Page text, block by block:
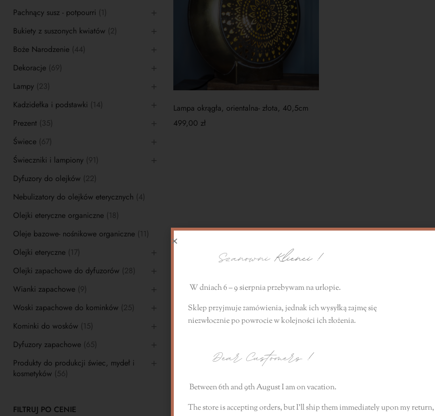
Lampa okrągła, orientalna- złota, 40,5cm
499,00 zł
Pachnący susz - potpourri (1)
Bukiety z suszonych kwiatów (2)
Boże Narodzenie (44)
Dekoracje (69)
Lampy (23)
Kadzidełka i podstawki (14)
Prezent (35)
Świece (67)
Świeczniki i lampiony (91)
Dyfuzory do olejków (22)
Nebulizatory do olejków eterycznych (4)
Olejki eteryczne organiczne (18)
Oleje bazowe- nośnikowe organiczne (11)
Olejki eteryczne (17)
Olejki zapachowe do dyfuzorów (28)
Wianki zapachowe (9)
Woski zapachowe do kominków (25)
Kominki do wosków (15)
Dyfuzory zapachowe (65)
Produkty do produkcji świec, mydeł i
kosmetyków (56)
FILTRUJ PO CENIE
SzanowniKlienci !
W dniach 6 – 9 sierpnia przebywam na urlopie.
Sklep przyjmuje zamówienia, jednak ich wysyłką zajmę się
niezwłoczniepo powrociew kolejności ich złożenia.
Dear Customers!
Between 6th and 9th August I am on vacation.
The store is accepting orders, but I’ll ship them immediately upon my